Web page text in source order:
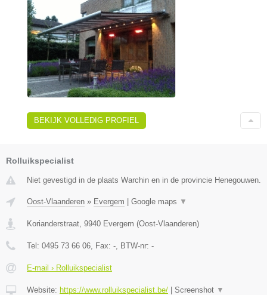
BEKIJK VOLLEDIG PROFIEL
Rolluikspecialist
Niet gevestigd in de plaats Warchin en in de provincie Henegouwen.
Oost-Vlaanderen » Evergem Google maps ▼
Korianderstraat 9940 Evergem (Oost-Vlaanderen)
Tel: 0495 73 66 06 , Fax: - , BTW-nr: -
E-mail › Rolluikspecialist
Website: https://www.rolluikspecialist.be/ Screenshot ▼